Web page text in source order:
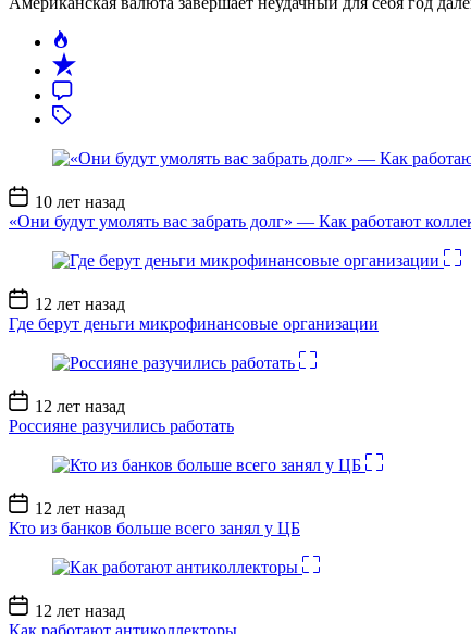
Дата
записи
10 лет назад
«Они будут умолять вас забрать долг» — Как работают
Дата
записи
12 лет назад
Где берут деньги микрофинансовые организации
Дата
записи
12 лет назад
Россияне разучились работать
Дата
записи
12 лет назад
Кто из банков больше всего занял у ЦБ
Дата
записи
12 лет назад
Как работают антиколлекторы